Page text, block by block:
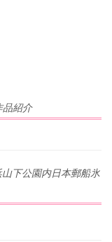
品紹介
下公園内日本郵船氷